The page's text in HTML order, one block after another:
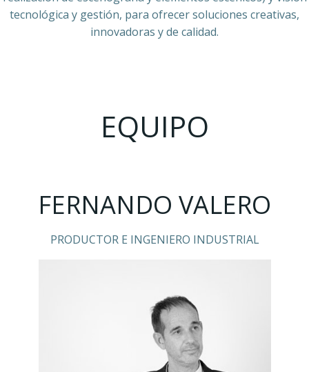
tecnológica y gestión, para ofrecer soluciones creativas,
innovadoras y de calidad.
EQUIPO
FERNANDO VALERO
PRODUCTOR E INGENIERO INDUSTRIAL